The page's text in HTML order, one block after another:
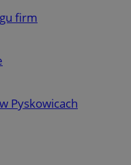
firm
Pyskowicach